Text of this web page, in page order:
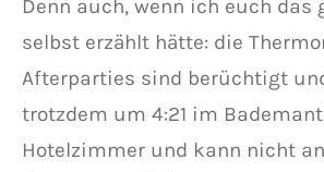
Denn auch, wenn ich euch das
selbst erzählt hätte: die
Afterparties sind berüchtigt
trotzdem um 4:21 im
Hotelzimmer und kann nicht